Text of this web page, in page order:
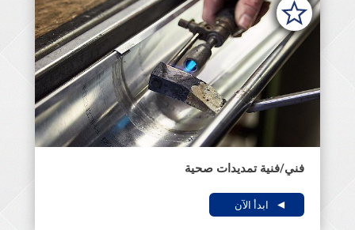
فني/فنية تمديدات صحية
ابدأ الآن